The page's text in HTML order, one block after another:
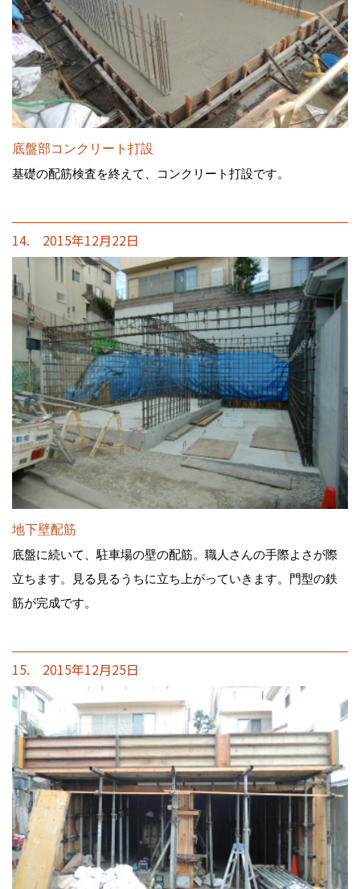
底盤部コンクリート打設
基礎の配筋検査を終えて、コンクリート打設です。
14. 2015年12月22日
地下壁配筋
底盤に続いて、駐車場の壁の配筋。職人さんの手際よさが際
立ちます。見る見るうちに立ち上がっていきます。門型の鉄
筋が完成です。
15. 2015年12月25日